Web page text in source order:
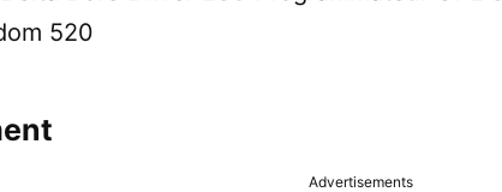
520
Advertisements